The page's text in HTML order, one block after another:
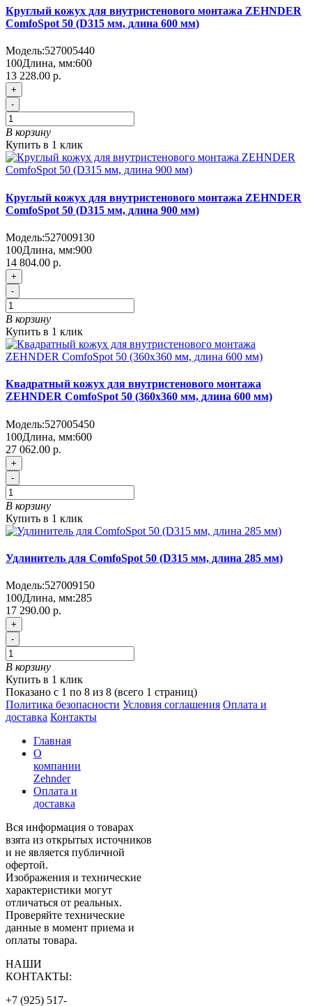
Круглый кожух для внутристенового монтажа ZEHNDER
ComfoSpot 50 (D315 мм, длина 600 мм)
Модель:527005440
100Длина, мм:600
13 228.00 р.
+
-
В корзину
Купить в 1 клик
Круглый кожух для внутристенового монтажа ZEHNDER
ComfoSpot 50 (D315 мм, длина 900 мм)
Модель:527009130
100Длина, мм:900
14 804.00 р.
+
-
В корзину
Купить в 1 клик
Квадратный кожух для внутристенового монтажа
ZEHNDER ComfoSpot 50 (360х360 мм, длина 600 мм)
Модель:527005450
100Длина, мм:600
27 062.00 р.
+
-
В корзину
Купить в 1 клик
Удлинитель для ComfoSpot 50 (D315 мм, длина 285 мм)
Модель:527009150
100Длина, мм:285
17 290.00 р.
+
-
В корзину
Купить в 1 клик
Показано с 1 по 8 из 8 (всего 1 страниц)
Политика безопасности Условия соглашения Оплата и
доставка Контакты
Главная
О
компании
Zehnder
Оплата и
доставка
Вся информация о товарах
взята из открытых источников
и не является публичной
офертой.
Изображения и технические
характеристики могут
отличаться от реальных.
Проверяйте технические
данные в момент приема и
оплаты товара.
НАШИ
КОНТАКТЫ:
+7 (925) 517-